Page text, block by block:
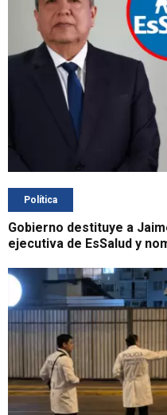
Política
Gobierno destituye a
ejecutiva de EsSalud y